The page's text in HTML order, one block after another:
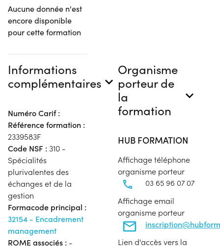
Aucune donnée n'est
encore disponible
pour cette formation
Informations
complémentaires
Numéro Carif :
Référence formation :
2339583F
Code NSF : 310 -
Spécialités
plurivalentes des
échanges et de la
gestion
Formacode principal :
32154 - Encadrement
management
ROME associés : -
Organisme
porteur de
la
formation
HUB FORMATION
Affichage téléphone
organisme porteur
03 65 96 07 07
Affichage email
organisme porteur
Lien d'accès vers la